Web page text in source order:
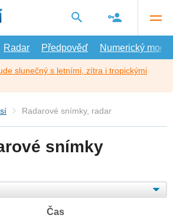
Radar Předpověď Numerický model
slunečný s letními, zítra i tropickými
Radarové snímky, radar
snímky
Čas